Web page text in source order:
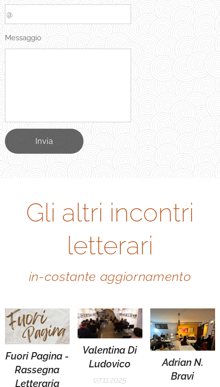
Messaggio
Invia
Gli altri incontri
letterari
in-costante aggiornamento
Fuori Pagina -
Rassegna
Letteraria
Valentina Di
Ludovico
07.11.2025
Adrian N.
Bravi